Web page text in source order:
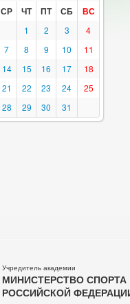
СР ЧТ ПТ СБ ВС
1 2 3
4
7 8 9 10
11
14 15 16 17
18
21 22 23 24
25
28 29 30 31
Учредитель академии
МИНИСТЕРСТВО СПОРТА
РОССИЙСКОЙ